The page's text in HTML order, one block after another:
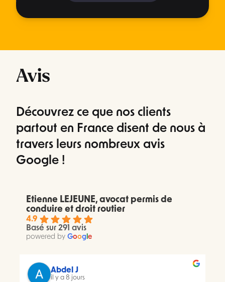
Avis
Découvrez ce que nos clients
partout en France disent de nous à
travers leurs nombreux avis
Google !
Etienne LEJEUNE, avocat permis de
conduire et droit routier
4.9
Basé sur 291 avis
powered by Goog e
Abdel J
il y a 8 jours